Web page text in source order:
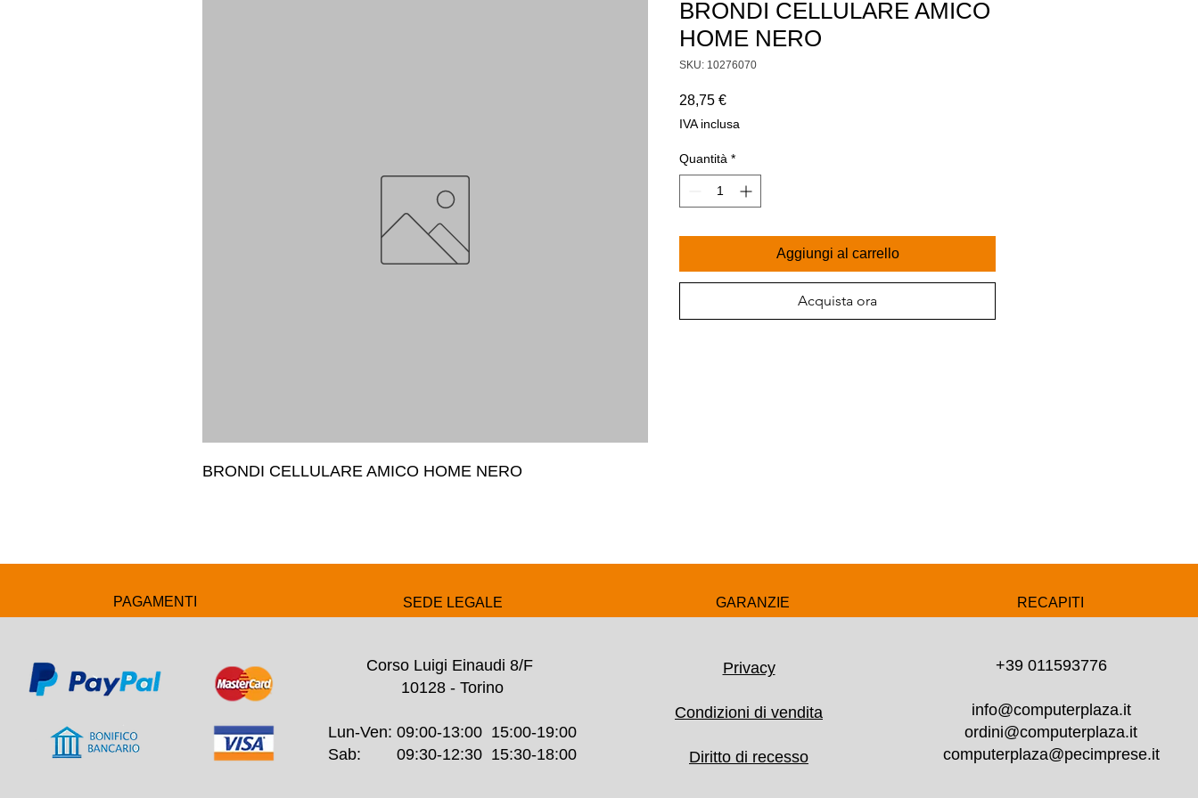
BRONDI CELLULARE AMICO HOME NERO
BRONDI CELLULARE AMICO
HOME NERO
SKU: 10276070
28,75 €Prezzo
IVA inclusa
Quantità *
Aggiungi al carrello
Acquista ora
PAGAMENTI SEDE LEGALE GARANZIE RECAPITI
Corso Luigi Einaudi 8/F
10128 - Torino
Lun-Ven: 09:00-13:00 15:00-19:00
Sab: 09:30-12:30 15:30-18:00
Privacy
Condizioni di vendita
Diritto di recesso
+39 011593776
info@computerplaza.it
ordini@computerplaza.it
computerplaza@pecimprese.it